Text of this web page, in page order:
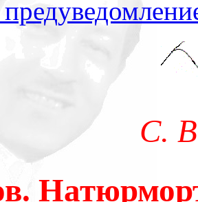
Умоляю: не
суеты. – Перед
И ещё:
чтоб
перечитать,
С.